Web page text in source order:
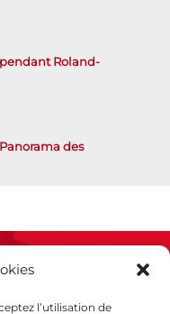
l’utilisation de
pendant Roland-
des